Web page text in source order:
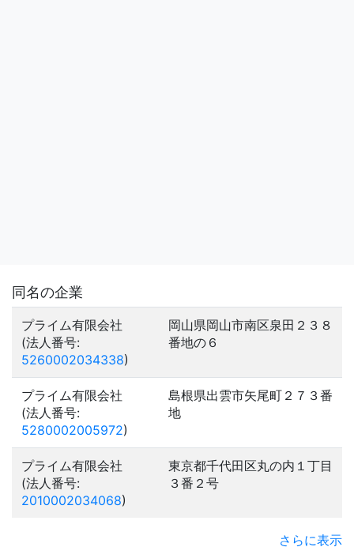
同名の企業
プライム有限会社
(法人番号:
5260002034338)
岡山県岡山市南区泉田２３８
番地の６
プライム有限会社
(法人番号:
5280002005972)
島根県出雲市矢尾町２７３番
地
プライム有限会社
(法人番号:
2010002034068)
東京都千代田区丸の内１丁目
３番２号
さらに表示